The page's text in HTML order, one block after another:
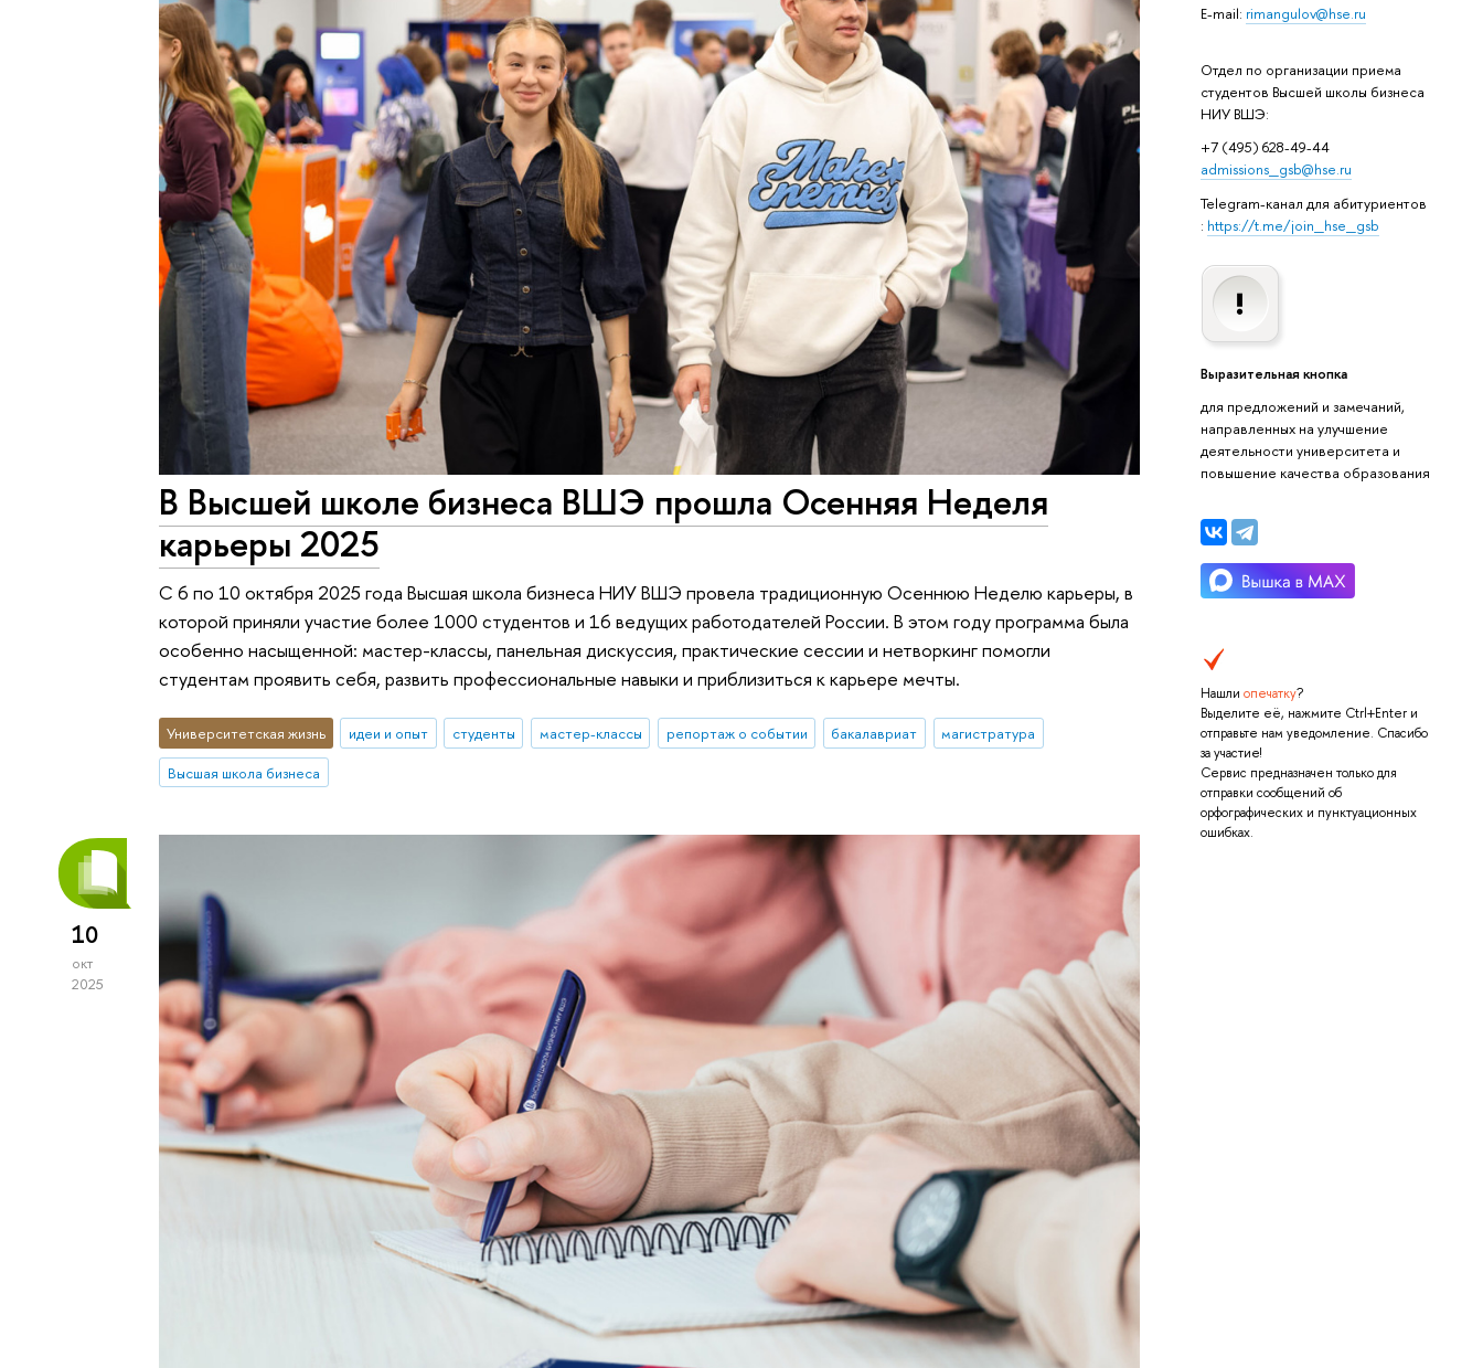
E-mail: rimangulov@hse.ru
Отдел по организации приема
студентов Высшей школы бизнеса
НИУ ВШЭ:
+7 (495) 628-49-44
admissions_gsb@hse.ru
Telegram-канал для абитуриентов
: https://t.me/join_hse_gsb
Выразительная кнопка
для предложений и замечаний,
направленных на улучшение
деятельности университета и
повышение качества образования
Нашли опечатку?
Выделите её, нажмите Ctrl+Enter и
отправьте нам уведомление. Спасибо
за участие!
Сервис предназначен только для
отправки сообщений об
орфографических и пунктуационных
ошибках.
В Высшей школе бизнеса ВШЭ прошла Осенняя Неделя
карьеры 2025
С 6 по 10 октября 2025 года Высшая школа бизнеса НИУ ВШЭ провела традиционную Осеннюю Неделю карьеры, в
которой приняли участие более 1000 студентов и 16 ведущих работодателей России. В этом году программа была
особенно насыщенной: мастер-классы, панельная дискуссия, практические сессии и нетворкинг помогли
студентам проявить себя, развить профессиональные навыки и приблизиться к карьере мечты.
Университетская жизнь идеи и опыт студенты мастер-классы репортаж о событии бакалавриат
магистратура
Высшая школа бизнеса
10
окт
2025